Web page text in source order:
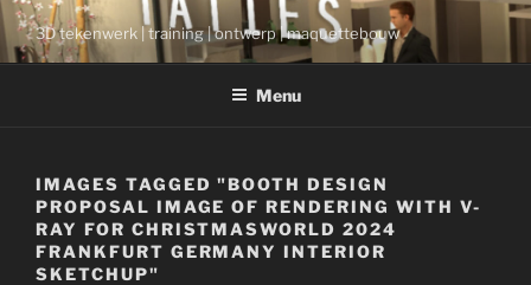
Ga
naar
de
3D tekenwerk | training | ontwerp | maquettebouw
Menu
IMAGES TAGGED "BOOTH DESIGN
PROPOSAL IMAGE OF RENDERING WITH V-
RAY FOR CHRISTMASWORLD 2024
FRANKFURT GERMANY INTERIOR
SKETCHUP"